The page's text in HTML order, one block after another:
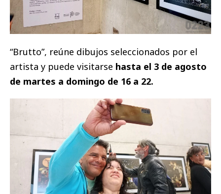
“Brutto”, reúne dibujos seleccionados por el
artista y puede visitarse hasta el 3 de agosto
de martes a domingo de 16 a 22.